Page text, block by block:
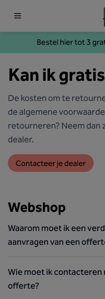
Bestel hier tot 3
Kan ik
De kosten om te
de algemene
retourneren? Neem dan
dealer.
Contacteer je dealer
Webshop
Waarom moet ik een
aanvragen van een
Wie moet ik contacteren
offerte?